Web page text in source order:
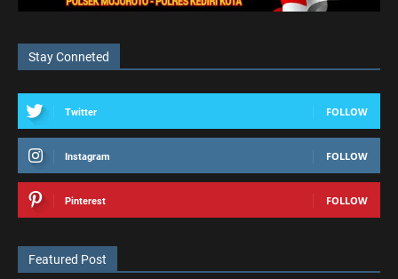
Stay Conneted
Twitter FOLLOW
Instagram FOLLOW
Pinterest FOLLOW
Featured Post